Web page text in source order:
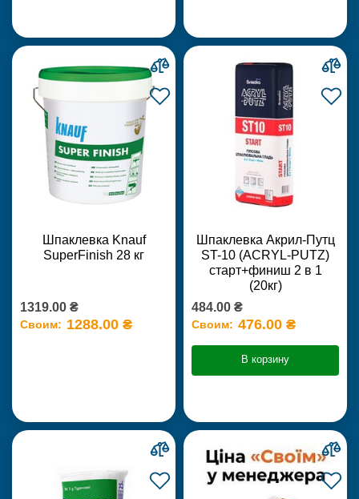
Шпаклевка Knauf
SuperFinish 28 кг
1319.00 ₴
Своим: 1288.00 ₴
Шпаклевка Акрил-Путц
ST-10 (ACRYL-PUTZ)
старт+финиш 2 в 1
(20кг)
484.00 ₴
Своим: 476.00 ₴
В корзину